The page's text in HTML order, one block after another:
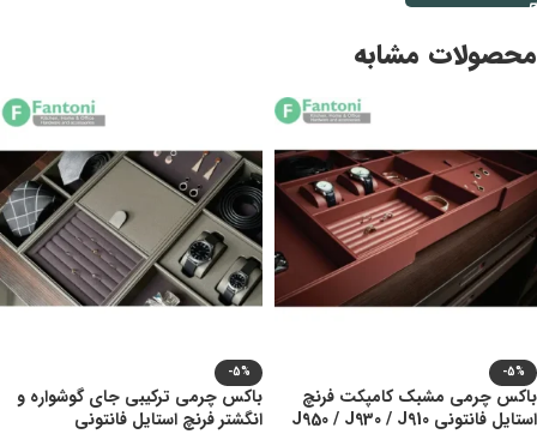
محصولات مشابه
-5%
باکس چرمی مشبک کامپکت فرنچ
استایل فانتونی J950 / J930 / J910
-5%
باکس چرمی ترکیبی جای گوشواره و
انگشتر فرنچ استایل فانتونی